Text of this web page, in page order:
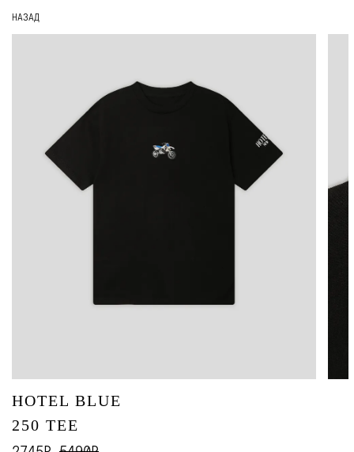
НАЗАД
HOTEL BLUE
250 TEE